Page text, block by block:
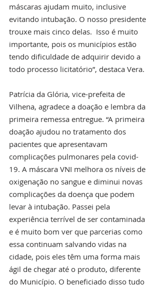
máscaras ajudam muito, inclusive
evitando intubação. O nosso presidente
trouxe mais cinco delas.  Isso é muito
importante, pois os municípios estão
tendo dificuldade de adquirir devido a
todo processo licitatório”, destaca Vera.
Patrícia da Glória, vice-prefeita de
Vilhena, agradece a doação e lembra da
primeira remessa entregue. “A primeira
doação ajudou no tratamento dos
pacientes que apresentavam
complicações pulmonares pela covid-
19. A máscara VNI melhora os níveis de
oxigenação no sangue e diminui novas
complicações da doença que podem
levar à intubação. Passei pela
experiência terrível de ser contaminada
e é muito bom ver que parcerias como
essa continuam salvando vidas na
cidade, pois eles têm uma forma mais
ágil de chegar até o produto, diferente
do Município. O beneficiado disso tudo